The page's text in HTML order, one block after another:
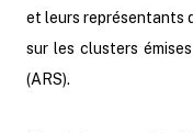
et leurs représentants
sur les clusters
(ARS).